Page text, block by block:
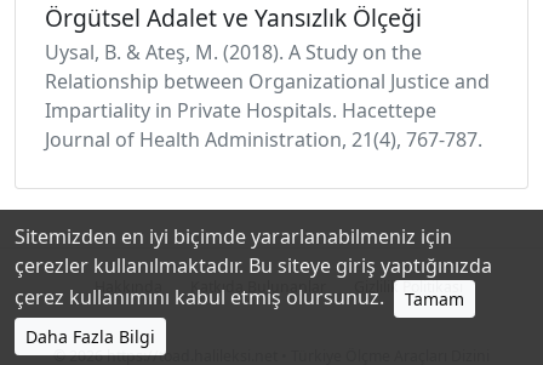
Örgütsel Adalet ve Yansızlık Ölçeği
Uysal, B. & Ateş, M. (2018). A Study on the
Relationship between Organizational Justice and
Impartiality in Private Hospitals. Hacettepe
Journal of Health Administration, 21(4), 767-787.
Hakkında Katkıda Bulunanlar Gizlilik Politikası
© 2026https://toad.halileksi.net
Sitemizden en iyi biçimde yararlanabilmeniz için
çerezler kullanılmaktadır. Bu siteye giriş yaptığınızda
çerez kullanımını kabul etmiş olursunuz.
Tamam
Daha Fazla Bilgi